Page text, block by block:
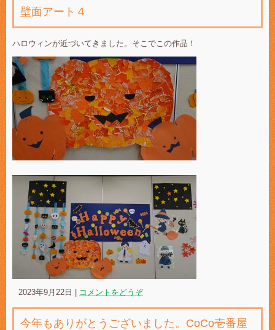
壁面アート４
ハロウィンが近づいてきました。そこでこの作品！
2023年9月22日 コメントをどうぞ
今年もありがとうございました。CoCo壱番屋